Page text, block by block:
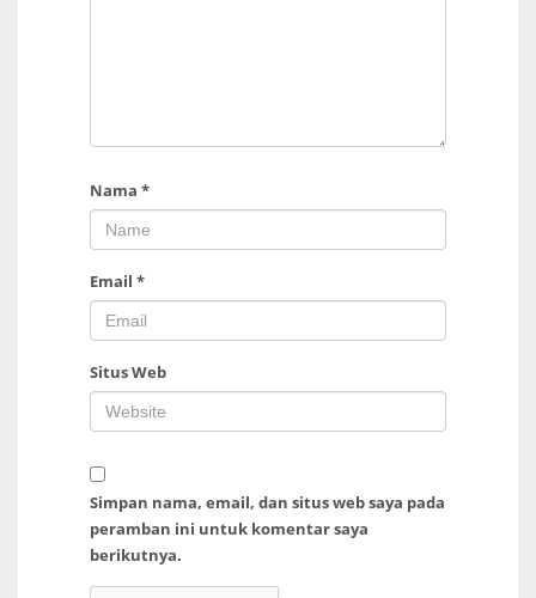
Nama *
Email *
Situs Web
Simpan nama, email, dan situs web saya pada
peramban ini untuk komentar saya
berikutnya.